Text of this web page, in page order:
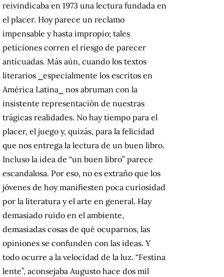
reivindicaba en 1973 una lectura fundada en
el placer. Hoy parece un reclamo
impensable y hasta impropio; tales
peticiones corren el riesgo de parecer
anticuadas. Más aún, cuando los textos
literarios
especialmente los escritos en
América Latina
nos abruman con la
insistente representación de nuestras
trágicas realidades. No hay tiempo para el
placer, el juego y, quizás, para la felicidad
que nos entrega la lectura de un buen libro.
Incluso la idea de “un buen libro” parece
escandalosa. Por eso, no es extraño que los
jóvenes de hoy manifiesten poca curiosidad
por la literatura y el arte en general. Hay
demasiado ruido en el ambiente,
demasiadas cosas de qué ocuparnos, las
opiniones se confunden con las ideas. Y
todo ocurre a la velocidad de la luz. “Festina
lente”, aconsejaba Augusto hace dos mil